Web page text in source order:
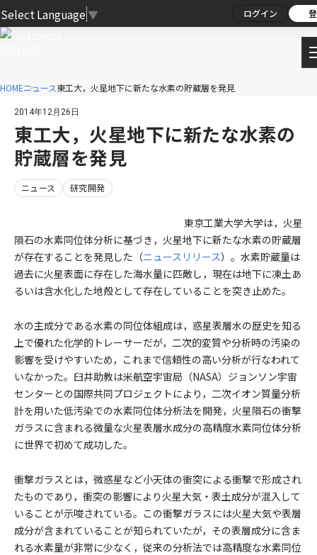
Select Language ▼ ログイン
HOMEニュース東工大，火星地下に新たな水素の貯蔵層を発見
2014年12月26日
東工大，火星地下に新たな水素の
貯蔵層を発見
ニュース 研究開発
東京工業大学大学は，火星
隕石の水素同位体分析に基づき，火星地下に新たな水素の貯蔵層
が存在することを発見した（ニュースリリース）。水素貯蔵量は
過去に火星表面に存在した海水量に匹敵し，現在は地下に凍土あ
るいは含水化した地殻として存在していることを突き止めた。
水の主成分である水素の同位体組成は，惑星表層水の歴史を知る
上で優れた化学的トレーサーだが，二次的変質や分析時の汚染の
影響を受けやすいため，これまで信頼性の高い分析が行なわれて
いなかった。臼井助教は米航空宇宙局（NASA）ジョンソン宇宙
センターとの国際共同プロジェクトにより，二次イオン質量分析
計を用いた低汚染での水素同位体分析法を開発，火星隕石の衝撃
ガラスに含まれる微量な火星表層水成分の高精度水素同位体分析
に世界で初めて成功した。
衝撃ガラスとは，微惑星など小天体の衝突による衝撃で形成され
たものであり，衝突の影響により火星大気・表土成分が混入して
いることが示唆されている。この衝撃ガラスには火星大気や表層
成分が含まれていることが知られていたが，その表層成分に含ま
れる水素量が非常に少なく，従来の分析法では高精度な水素同位